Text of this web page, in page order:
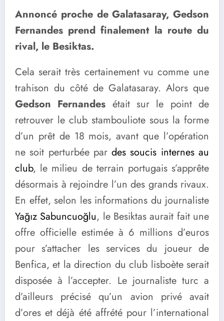
Annoncé proche de Galatasaray, Gedson
Fernandes prend finalement la route du
rival, le Besiktas.
Cela serait très certainement vu comme une
trahison du côté de Galatasaray. Alors que
Gedson Fernandes était sur le point de
retrouver le club stambouliote sous la forme
d’un prêt de 18 mois, avant que l’opération
ne soit perturbée pardes soucis internes au
club, le milieu de terrain portugais s’apprête
désormais à rejoindre l’un des grands rivaux.
En effet, selon les informations du journaliste
Yağız Sabuncuoğlu, le Besiktas aurait fait une
offre officielle estimée à 6 millions d’euros
pour s’attacher les services du joueur de
Benfica, et la direction du club lisboète serait
disposée à l’accepter. Le journaliste turc a
d’ailleurs précisé qu’un avion privé avait
d’ores et déjà été affrété pour l’international